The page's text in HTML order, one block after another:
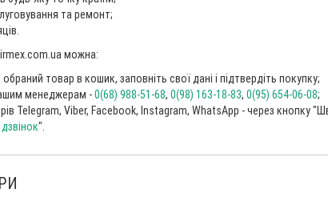
та ремонт;
можна:
товар в кошик, заповніть свої дані і підтвердіть покупку;
менеджерам -0(68) 988-51-68, 0(98) 163-18-83, 0(95) 654-06-08;
Telegram, Viber, Facebook, Instagram, WhatsApp - через кнопку
".